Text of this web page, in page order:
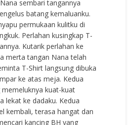
sembari tangannya
batang kemaluanku.
permukaan kulitku di
Perlahan kusingkap T-
Kutarik perlahan ke
merta tangan Nana telah
T-Shirt langsung dibuka
ke atas meja. Kedua
kuat-kuat
lekat ke dadaku. Kedua
kembali, terasa hangat dan
kancing BH yang